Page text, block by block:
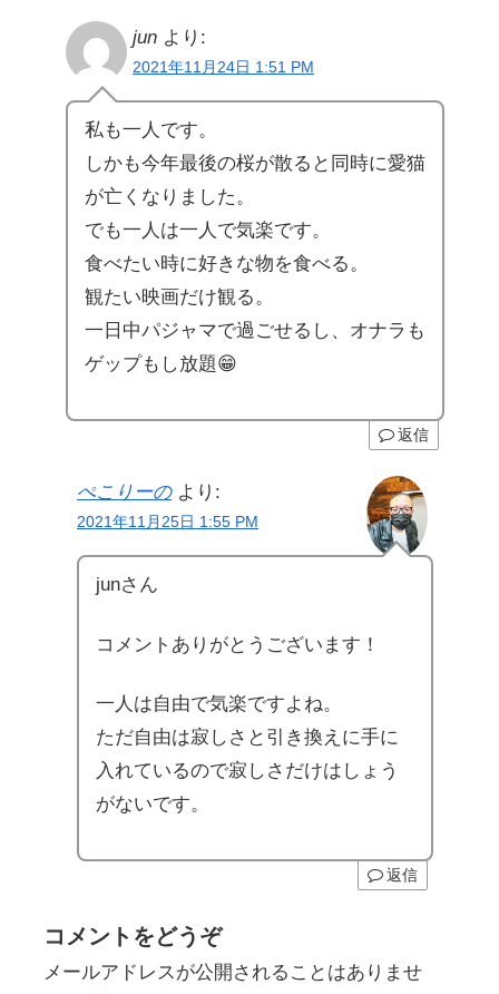
jun より:
2021年11月24日 1:51 PM
私も一人です。
しかも今年最後の桜が散ると同時に愛猫
が亡くなりました。
でも一人は一人で気楽です。
食べたい時に好きな物を食べる。
観たい映画だけ観る。
一日中パジャマで過ごせるし、オナラも
ゲップもし放題😁
返信
ぺこりーの より:
2021年11月25日 1:55 PM
junさん
コメントありがとうございます！
一人は自由で気楽ですよね。
ただ自由は寂しさと引き換えに手に
入れているので寂しさだけはしょう
がないです。
返信
コメントをどうぞ
メールアドレスが公開されることはありませ